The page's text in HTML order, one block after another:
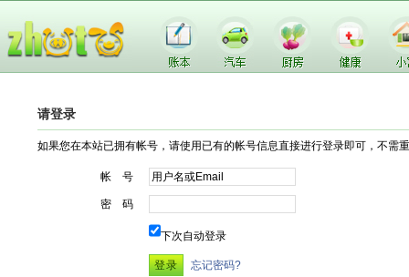
请登录
如果您在本站已拥有帐号，请使用已有的帐号信息直接进行登录即可，不需
帐 号
密 码
下次自动登录
忘记密码?